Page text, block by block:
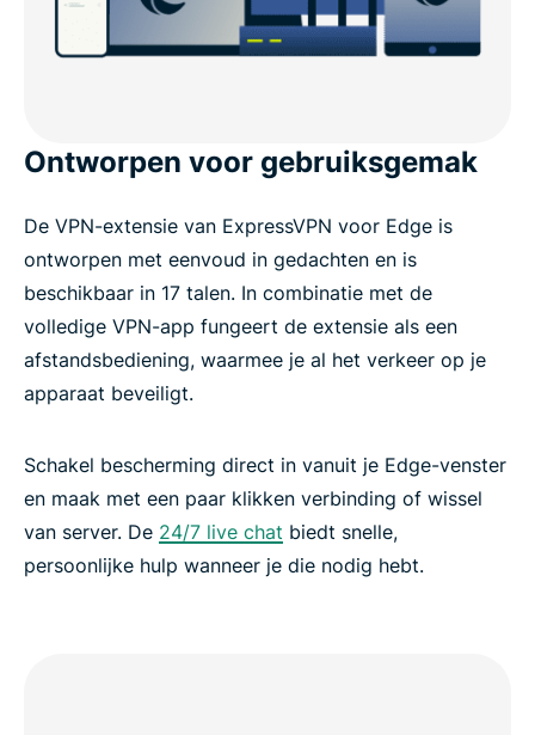
Ontworpen voor gebruiksgemak
De VPN-extensie van ExpressVPN voor Edge is
ontworpen met eenvoud in gedachten en is
beschikbaar in 17 talen. In combinatie met de
volledige VPN-app fungeert de extensie als een
afstandsbediening, waarmee je al het verkeer op je
apparaat beveiligt.
Schakel bescherming direct in vanuit je Edge-venster
en maak met een paar klikken verbinding of wissel
van server. De 24/7 live chat biedt snelle,
persoonlijke hulp wanneer je die nodig hebt.